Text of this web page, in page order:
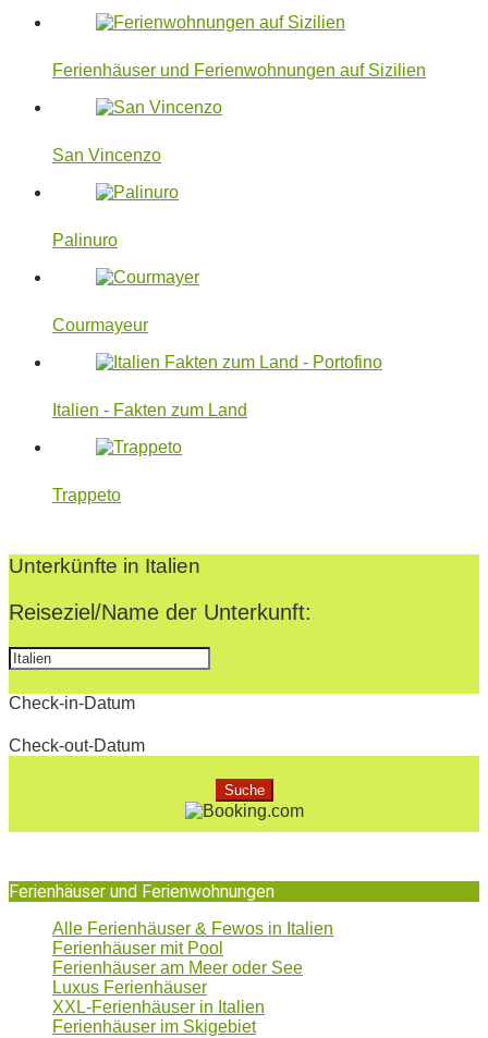
Ferienhäuser und Ferienwohnungen auf Sizilien
San Vincenzo
Palinuro
Courmayeur
Italien - Fakten zum Land
Trappeto
07-
22
Unterkünfte in Italien
Reiseziel/Name der Unterkunft:
Check-in-Datum
Check-out-Datum
Ferienhäuser und Ferienwohnungen
Alle Ferienhäuser & Fewos in Italien
Ferienhäuser mit Pool
Ferienhäuser am Meer oder See
Luxus Ferienhäuser
XXL-Ferienhäuser in Italien
Ferienhäuser im Skigebiet